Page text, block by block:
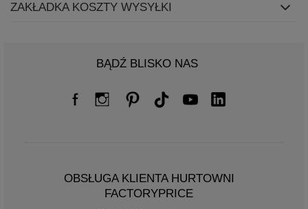
ZAKŁADKA KOSZTY WYSYŁKI
BĄDŹ BLISKO NAS
OBSŁUGA KLIENTA HURTOWNI
FACTORYPRICE